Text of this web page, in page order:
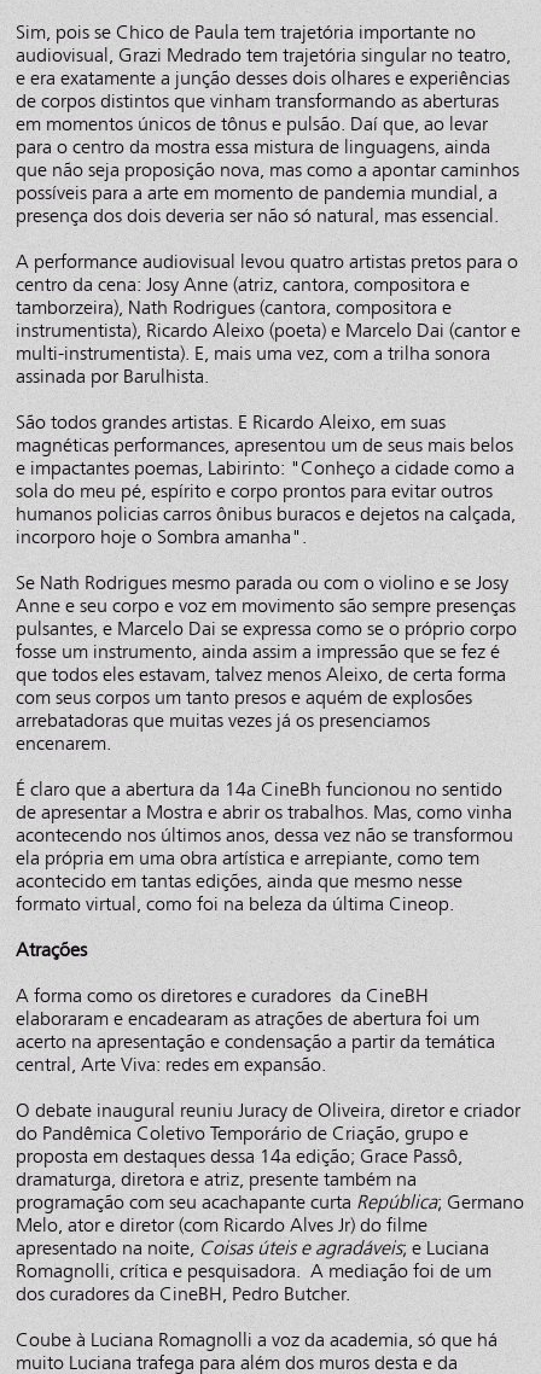
Sim, pois se Chico de Paula tem trajetória importante no
audiovisual, Grazi Medrado tem trajetória singular no teatro,
e era exatamente a junção desses dois olhares e experiências
de corpos distintos que vinham transformando as aberturas
em momentos únicos de tônus e pulsão. Daí que, ao levar
para o centro da mostra essa mistura de linguagens, ainda
que não seja proposição nova, mas como a apontar caminhos
possíveis para a arte em momento de pandemia mundial, a
presença dos dois deveria ser não só natural, mas essencial.
A performance audiovisual levou quatro artistas pretos para o
centro da cena: Josy Anne (atriz, cantora, compositora e
tamborzeira), Nath Rodrigues (cantora, compositora e
instrumentista), Ricardo Aleixo (poeta) e Marcelo Dai (cantor e
multi-instrumentista). E, mais uma vez, com a trilha sonora
assinada por Barulhista.
São todos grandes artistas. E Ricardo Aleixo, em suas
magnéticas performances, apresentou um de seus mais belos
e impactantes poemas, Labirinto: "Conheço a cidade como a
sola do meu pé, espírito e corpo prontos para evitar outros
humanos policias carros ônibus buracos e dejetos na calçada,
incorporo hoje o Sombra amanha".
Se Nath Rodrigues mesmo parada ou com o violino e se Josy
Anne e seu corpo e voz em movimento são sempre presenças
pulsantes, e Marcelo Dai se expressa como se o próprio corpo
fosse um instrumento, ainda assim a impressão que se fez é
que todos eles estavam, talvez menos Aleixo, de certa forma
com seus corpos um tanto presos e aquém de explosões
arrebatadoras que muitas vezes já os presenciamos
encenarem.
É claro que a abertura da 14a CineBh funcionou no sentido
de apresentar a Mostra e abrir os trabalhos. Mas, como vinha
acontecendo nos últimos anos, dessa vez não se transformou
ela própria em uma obra artística e arrepiante, como tem
acontecido em tantas edições, ainda que mesmo nesse
formato virtual, como foi na beleza da última Cineop.
Atrações
A forma como os diretores e curadores da CineBH
elaboraram e encadearam as atrações de abertura foi um
acerto na apresentação e condensação a partir da temática
central, Arte Viva: redes em expansão.
O debate inaugural reuniu Juracy de Oliveira, diretor e criador
do Pandêmica Coletivo Temporário de Criação, grupo e
proposta em destaques dessa 14a edição; Grace Passô,
dramaturga, diretora e atriz, presente também na
programação com seu acachapante curtaRepública; Germano
Melo, ator e diretor (com Ricardo Alves Jr) do filme
apresentado na noite, Coisas úteis e agradáveis; e Luciana
Romagnolli, crítica e pesquisadora. A mediação foi de um
dos curadores da CineBH, Pedro Butcher.
Coube à Luciana Romagnolli a voz da academia, só que há
muito Luciana trafega para além dos muros desta e da